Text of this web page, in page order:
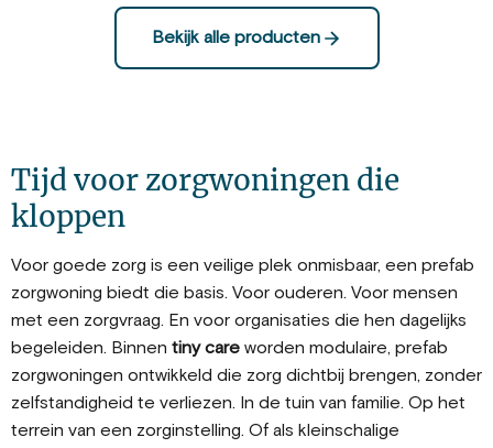
Bekijk alle producten
Tijd voor zorgwoningen die
kloppen
Voor goede zorg is een veilige plek onmisbaar, een prefab
zorgwoning biedt die basis. Voor ouderen. Voor mensen
met een zorgvraag. En voor organisaties die hen dagelijks
begeleiden. Binnen tiny care worden modulaire, prefab
zorgwoningen ontwikkeld die zorg dichtbij brengen, zonder
zelfstandigheid te verliezen. In de tuin van familie. Op het
terrein van een zorginstelling. Of als kleinschalige